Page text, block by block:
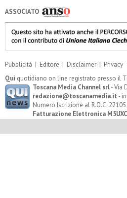
ASSOCIATO
Pubblicità | Editore | Disclaimer | Privacy
Qui quotidiano on line registrato presso il
Toscana Media Channel srl- Via
redazione@toscanamedia.it -
Numero Iscrizione al R.O.C:
Fatturazione Elettronica